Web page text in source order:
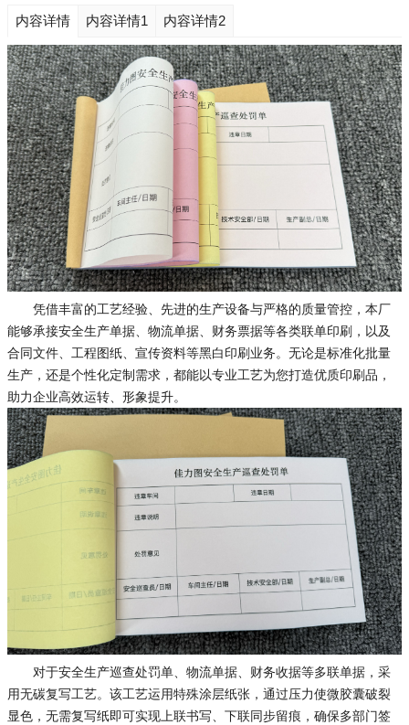
内容详情 内容详情1 内容详情2
凭借丰富的工艺经验、先进的生产设备与严格的质量管控，本厂
能够承接安全生产单据、物流单据、财务票据等各类联单印刷，以及
合同文件、工程图纸、宣传资料等黑白印刷业务。无论是标准化批量
生产，还是个性化定制需求，都能以专业工艺为您打造优质印刷品，
助力企业高效运转、形象提升。
对于安全生产巡查处罚单、物流单据、财务收据等多联单据，采
用无碳复写工艺。该工艺运用特殊涂层纸张，通过压力使微胶囊破裂
显色，无需复写纸即可实现上联书写、下联同步留痕，确保多部门签